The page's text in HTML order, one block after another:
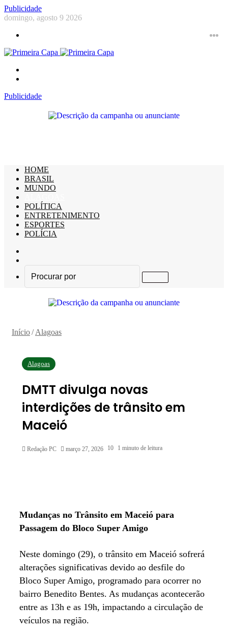
Publicidade
domingo, agosto 9 2026
Publicidade
HOME
BRASIL
MUNDO
POLÍTICA
ENTRETENIMENTO
ESPORTES
POLÍCIA
skin
Procurar
Início/ Alagoas
Alagoas
DMTT divulga novas
interdições de trânsito em
Maceió
Redação PC março 27, 2026 10 1 minuto de leitura
Mudanças no Trânsito em Maceió para
Passagem do Bloco Super Amigo
Neste domingo (29), o trânsito em Maceió sofrerá
alterações significativas devido ao desfile do
Bloco Super Amigo, programado para ocorrer no
bairro Benedito Bentes. As mudanças acontecerão
entre as 13h e as 19h, impactando a circulação de
veículos na região.